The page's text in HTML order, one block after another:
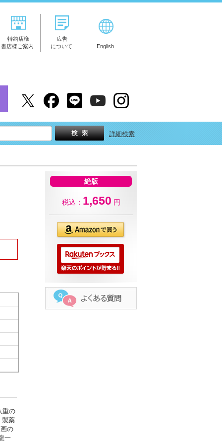
特約店様
書店様ご案内
広告
について
English
詳細検索
重の
製薬
の
一
絶版
税込： 1,650 円